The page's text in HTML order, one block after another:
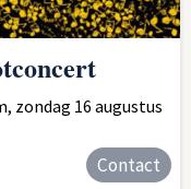
zondag 16 augustus
Contact